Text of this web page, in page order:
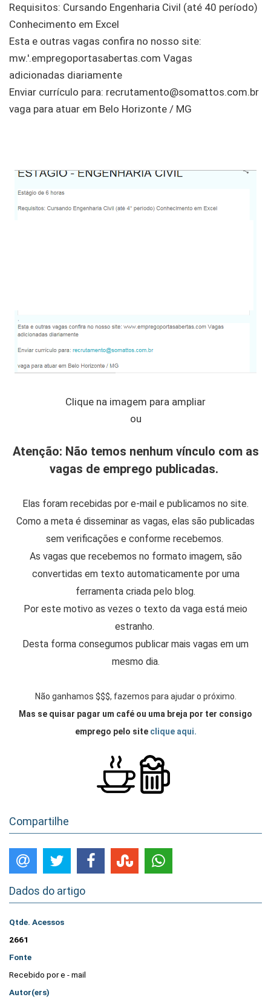
Requisitos: Cursando Engenharia Civil (até 40 período)
Conhecimento em Excel
Esta e outras vagas confira no nosso site:
mw.'.empregoportasabertas.com Vagas
adicionadas diariamente
Enviar currículo para: recrutamento@somattos.com.br
vaga para atuar em Belo Horizonte / MG
Clique na imagem para ampliar
ou
Atenção: Não temos nenhum vínculo com as
vagas de emprego publicadas.
Elas foram recebidas por e-mail e publicamos no site.
Como a meta é disseminar as vagas, elas são publicadas
sem verificações e conforme recebemos.
As vagas que recebemos no formato imagem, são
convertidas em texto automaticamente por uma
ferramenta criada pelo blog.
Por este motivo as vezes o texto da vaga está meio
estranho.
Desta forma consegumos publicar mais vagas em um
mesmo dia.
Não ganhamos $$$, fazemos para ajudar o próximo.
Mas se quisar pagar um café ou uma breja por ter consigo
emprego pelo site clique aqui.
Compartilhe
Dados do artigo
Qtde. Acessos
2661
Fonte
Recebido por e - mail
Autor(ers)